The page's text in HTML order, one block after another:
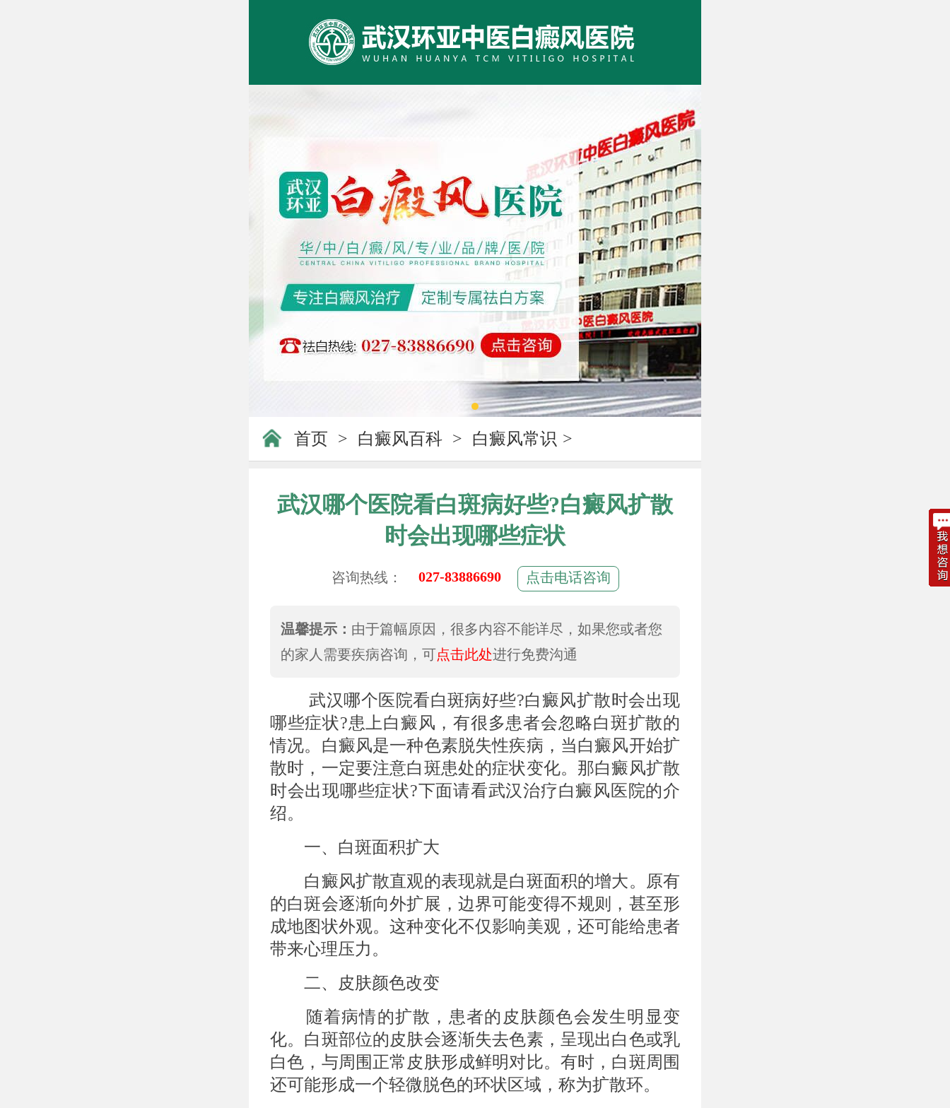
首页 > 白癜风百科 > 白癜风常识 >
武汉哪个医院看白斑病好些?白癜风扩散
时会出现哪些症状
咨询热线： 027-83886690 点击电话咨询
温馨提示： 由于篇幅原因，很多内容不能详尽，如果您或者您
的家人需要疾病咨询，可点击此处进行免费沟通
武汉哪个医院看白斑病好些?白癜风扩散时会出现
哪些症状?患上白癜风，有很多患者会忽略白斑扩散的
情况。白癜风是一种色素脱失性疾病，当白癜风开始扩
散时，一定要注意白斑患处的症状变化。那白癜风扩散
时会出现哪些症状?下面请看武汉治疗白癜风医院的介
绍。
一、白斑面积扩大
白癜风扩散直观的表现就是白斑面积的增大。原有
的白斑会逐渐向外扩展，边界可能变得不规则，甚至形
成地图状外观。这种变化不仅影响美观，还可能给患者
带来心理压力。
二、皮肤颜色改变
随着病情的扩散，患者的皮肤颜色会发生明显变
化。白斑部位的皮肤会逐渐失去色素，呈现出白色或乳
白色，与周围正常皮肤形成鲜明对比。有时，白斑周围
还可能形成一个轻微脱色的环状区域，称为扩散环。